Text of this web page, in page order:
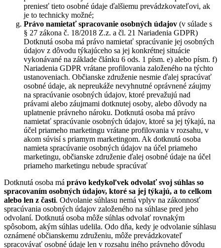
preniesť tieto osobné údaje ďalšiemu prevádzkovateľovi, ak
je to technicky možné;
Právo namietať spracovanie osobných údajov (v súlade s
§ 27 zákona č. 18/2018 Z.z. a čl. 21 Nariadenia GDPR)
Dotknutá osoba má právo namietať spracúvanie jej osobných
údajov z dôvodu týkajúceho sa jej konkrétnej situácie
vykonávané na základe článku 6 ods. 1 písm. e) alebo písm. f)
Nariadenia GDPR vrátane profilovania založeného na týchto
ustanoveniach. Občianske združenie nesmie ďalej spracúvať
osobné údaje, ak nepreukáže nevyhnutné oprávnené záujmy
na spracúvanie osobných údajov, ktoré prevažujú nad
právami alebo záujmami dotknutej osoby, alebo dôvody na
uplatnenie právneho nároku. Dotknutá osoba má právo
namietať spracúvanie osobných údajov, ktoré sa jej týkajú, na
účel priameho marketingu vrátane profilovania v rozsahu, v
akom súvisí s priamym marketingom. Ak dotknutá osoba
namieta spracúvanie osobných údajov na účel priameho
marketingu, občianske združenie ďalej osobné údaje na účel
priameho marketingu nebude spracúvať
Dotknutá osoba má právo kedykoľvek odvolať svoj súhlas so
spracovaním osobných údajov, ktoré sa jej týkajú, a to celkom
alebo len z časti. Odvolanie súhlasu nemá vplyv na zákonnosť
spracúvania osobných údajov založeného na súhlase pred jeho
odvolaní. Dotknutá osoba môže súhlas odvolať rovnakým
spôsobom, akým súhlas udelila. Odo dňa, kedy je odvolanie súhlasu
oznámené občianskemu združeniu, môže prevádzkovateľ
spracovávať osobné údaje len v rozsahu iného právneho dôvodu